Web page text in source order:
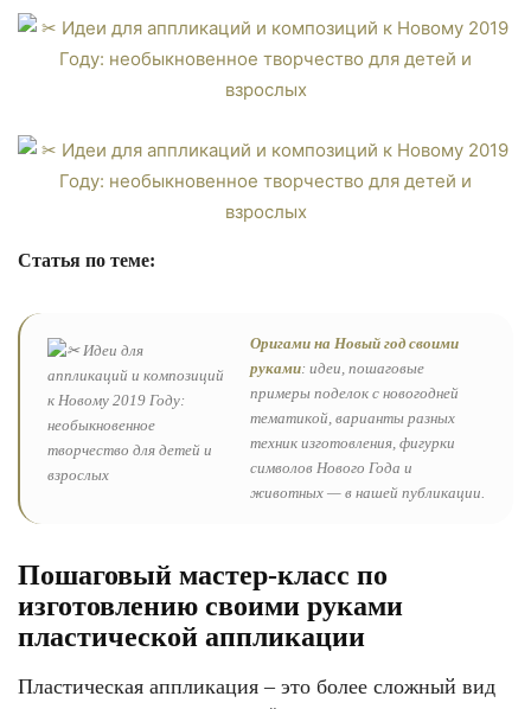
Статья по теме:
Оригами на Новый год своими
руками: идеи, пошаговые
примеры поделок с новогодней
тематикой, варианты разных
техник изготовления, фигурки
символов Нового Года и
животных — в нашей публикации.
Пошаговый мастер-класс по
изготовлению своими руками
пластической аппликации
Пластическая аппликация – это более сложный вид